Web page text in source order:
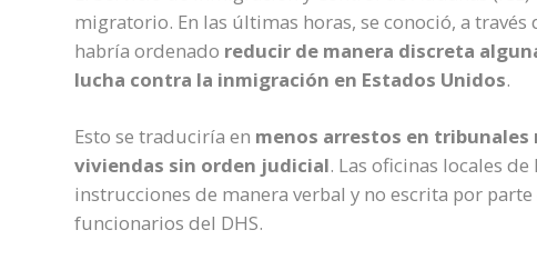
migratorio. En las últimas horas, se conoció, a
habría ordenado reducir de manera discreta
lucha contra la inmigración en Estados Unidos.
Esto se traduciría en menos arrestos en
viviendas sin orden judicial. Las oficinas locales
instrucciones de manera verbal y no escrita por
funcionarios del DHS.